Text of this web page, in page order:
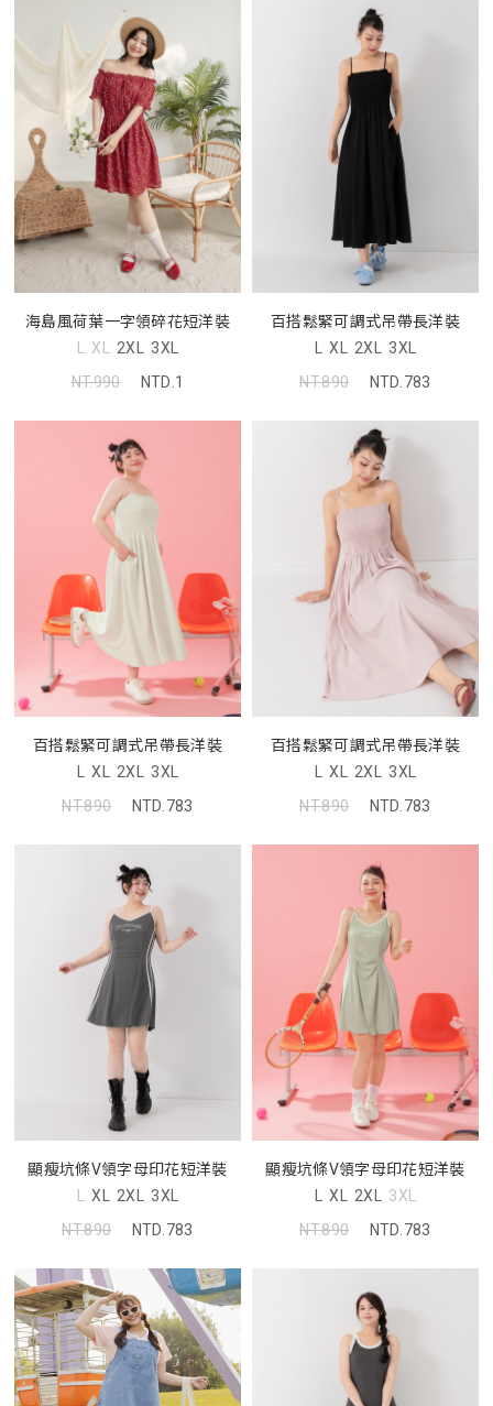
海島風荷葉一字領碎花短洋裝
L XL 2XL 3XL
NT.990
NTD.1
百搭鬆緊可調式吊帶長洋裝
L XL 2XL 3XL
NT.890
NTD.783
百搭鬆緊可調式吊帶長洋裝
L XL 2XL 3XL
NT.890
NTD.783
百搭鬆緊可調式吊帶長洋裝
L XL 2XL 3XL
NT.890
NTD.783
顯瘦坑條V領字母印花短洋裝
L XL 2XL 3XL
NT.890
NTD.783
顯瘦坑條V領字母印花短洋裝
L XL 2XL 3XL
NT.890
NTD.783